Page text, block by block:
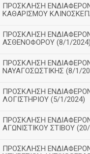
ΠΡΟΣΚΛΗΣΗ
ΚΑΘΑΡΙΣΜΟΥ
ΠΡΟΣΚΛΗΣΗ
ΑΣΘΕΝΟΦΟΡΟΥ (8/1/2024)
ΠΡΟΣΚΛΗΣΗ
ΝΑΥΑΓΟΣΩΣΤΙΚΗΣ (8/1/
ΠΡΟΣΚΛΗΣΗ
ΛΟΓΙΣΤΗΡΙΟΥ (5/1/2024)
ΠΡΟΣΚΛΗΣΗ
ΑΓΩΝΙΣΤΙΚΟΥ ΣΤΙΒΟΥ
ΠΡΟΣΚΛΗΣΗ